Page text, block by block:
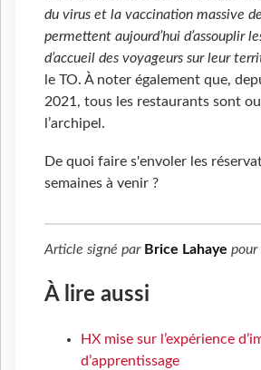
du virus et la vaccination massive
permettent aujourd’hui d’assouplir
d’accueil des voyageurs sur leur
le TO. À noter également que,
2021, tous les restaurants sont
l’archipel.
De quoi faire s'envoler les
semaines à venir ?
Article signé par Brice Lahaye pour
À lire aussi
HX mise sur l’expérience
d’apprentissage